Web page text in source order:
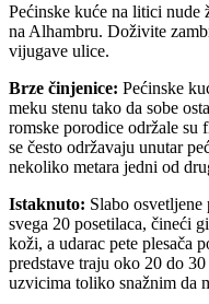
Pećinske kuće na litici nude
na Alhambru. Doživite
vijugave ulice.
Brze činjenice: Pećinske
meku stenu tako da sobe
romske porodice održale su
se često održavaju unutar
nekoliko metara jedni od
Istaknuto: Slabo
svega 20 posetilaca, čineći
koži, a udarac pete plesača
predstave traju oko 20 do
uzvicima toliko snažnim da